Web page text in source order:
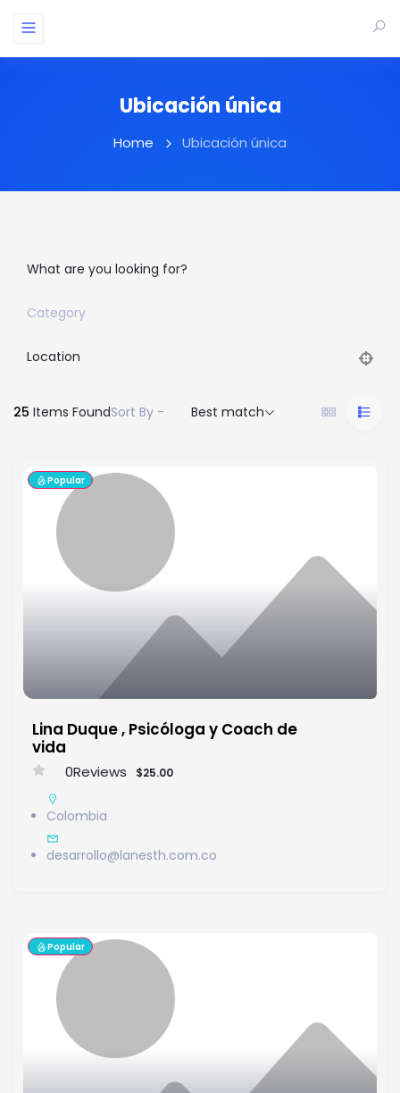
Ubicación única
Home Ubicación única
What are you looking for?
Category
Location
25 Items FoundSort By - Best match
Popular
Lina Duque , Psicóloga y Coach de
vida
0Reviews $25.00
Colombia
desarrollo@lanesth.com.co
Popular